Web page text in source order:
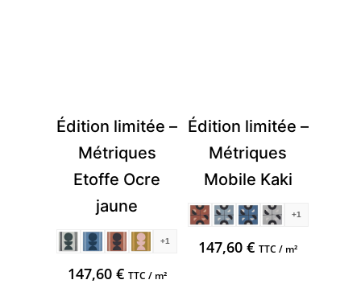
Édition limitée –
Métriques
Etoffe Ocre
jaune
+1
147,60 € TTC / m²
Édition limitée –
Métriques
Mobile Kaki
+1
147,60€ TTC / m²